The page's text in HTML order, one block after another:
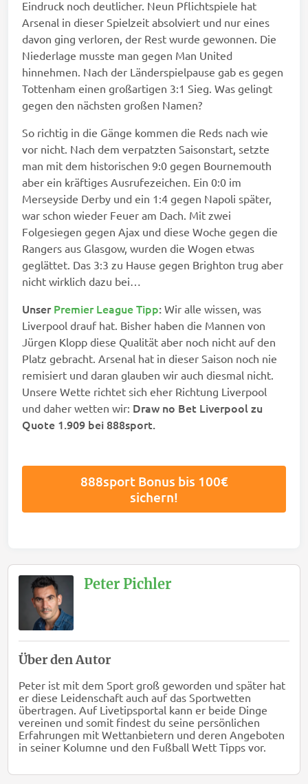
Eindruck noch deutlicher. Neun Pflichtspiele hat
Arsenal in dieser Spielzeit absolviert und nur eines
davon ging verloren, der Rest wurde gewonnen. Die
Niederlage musste man gegen Man United
hinnehmen. Nach der Länderspielpause gab es gegen
Tottenham einen großartigen 3:1 Sieg. Was gelingt
gegen den nächsten großen Namen?
So richtig in die Gänge kommen die Reds nach wie
vor nicht. Nach dem verpatzten Saisonstart, setzte
man mit dem historischen 9:0 gegen Bournemouth
aber ein kräftiges Ausrufezeichen. Ein 0:0 im
Merseyside Derby und ein 1:4 gegen Napoli später,
war schon wieder Feuer am Dach. Mit zwei
Folgesiegen gegen Ajax und diese Woche gegen die
Rangers aus Glasgow, wurden die Wogen etwas
geglättet. Das 3:3 zu Hause gegen Brighton trug aber
nicht wirklich dazu bei…
UnserPremier League Tipp: Wir alle wissen, was
Liverpool drauf hat. Bisher haben die Mannen von
Jürgen Klopp diese Qualität aber noch nicht auf den
Platz gebracht. Arsenal hat in dieser Saison noch nie
remisiert und daran glauben wir auch diesmal nicht.
Unsere Wette richtet sich eher Richtung Liverpool
und daher wetten wir: Draw no Bet Liverpool zu
Quote 1.909 bei 888sport.
888sport Bonus bis 100€
sichern!
Peter Pichler
Über den Autor
Peter ist mit dem Sport groß geworden und später hat
er diese Leidenschaft auch auf das Sportwetten
übertragen. Auf Livetipsportal kann er beide Dinge
vereinen und somit findest du seine persönlichen
Erfahrungen mit Wettanbietern und deren Angeboten
in seiner Kolumne und den Fußball Wett Tipps vor.